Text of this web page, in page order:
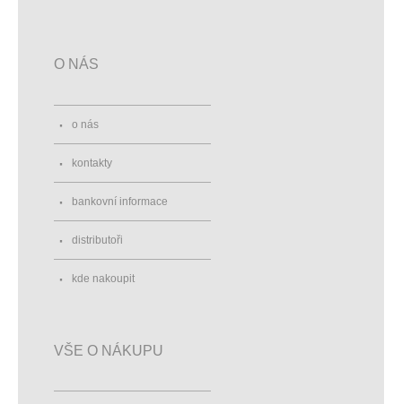
O NÁS
o nás
kontakty
bankovní informace
distributoři
kde nakoupit
VŠE O NÁKUPU